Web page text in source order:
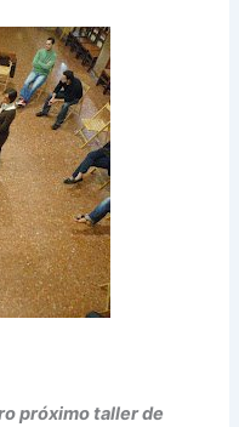
próximo taller de